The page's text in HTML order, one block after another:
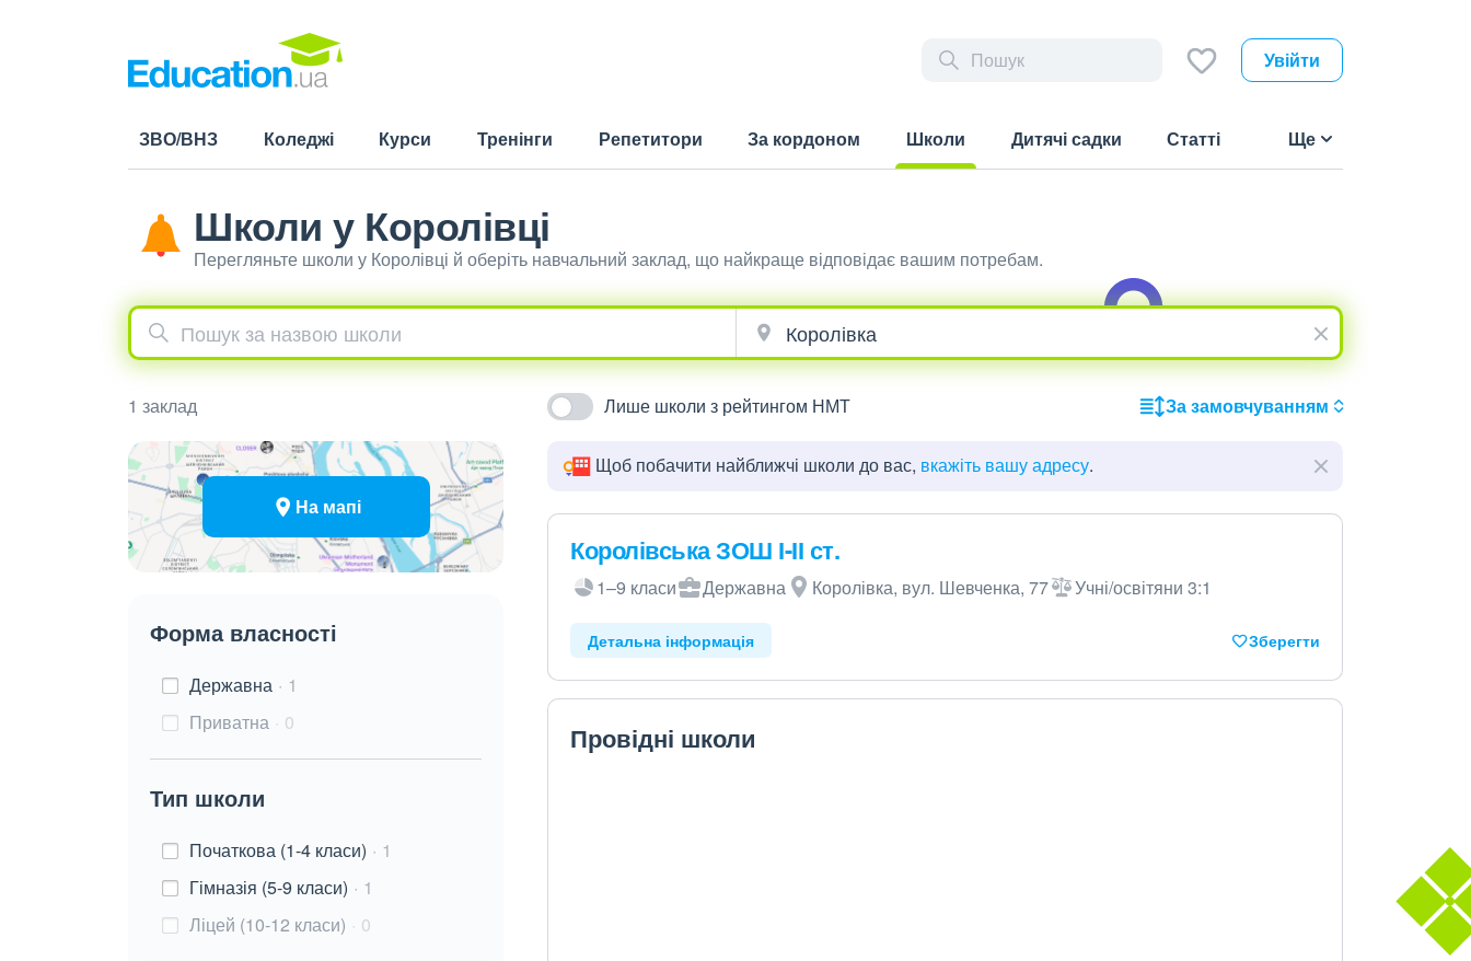
Увійти
ЗВО/ВНЗ Коледжі Курси Тренінги Репетитори За кордоном
Школи
Дитячі садки Статті Ще
Школи у Королівці
Перегляньте школи у Королівці й оберіть навчальний заклад, що найкраще відповідає вашим потребам.
1 заклад Лише школи з рейтингом НМТ За замовчуванням
На мапі
Форма власності
Державна
1
Приватна
0
Тип школи
Початкова (1-4 класи)
1
Гімназія (5-9 класи)
1
Ліцей (10-12 класи)
0
Щоб побачити найближчі школи до вас, вкажіть вашу адресу.
Королівська ЗОШ І-ІІ ст.
1–9 класи Державна Королівка, вул. Шевченка, 77 Учні/освітяни 3:1
Детальна інформація Зберегти
Провідні школи